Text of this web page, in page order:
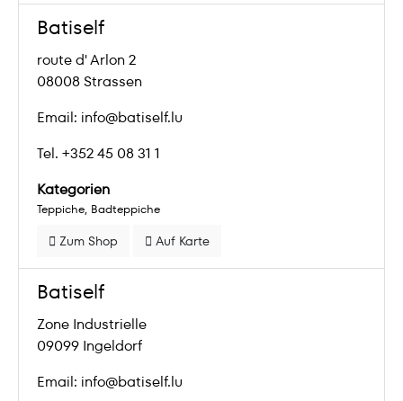
Batiself
route d' Arlon 2
08008 Strassen
Email: info@batiself.lu
Tel. +352 45 08 31 1
Kategorien
Teppiche Badteppiche
Zum Shop Auf Karte
Batiself
Zone Industrielle
09099 Ingeldorf
Email: info@batiself.lu